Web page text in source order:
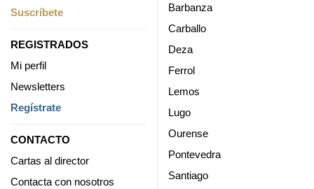
Suscríbete
REGISTRADOS
Mi perfil
Newsletters
Regístrate
CONTACTO
Cartas al director
Contacta con nosotros
Barbanza
Carballo
Deza
Ferrol
Lemos
Lugo
Ourense
Pontevedra
Santiago